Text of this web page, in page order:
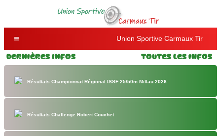
Union Sportive Carmaux Tir
Dernières Infos Toutes les Infos
Résultats Championnat Régional ISSF 25/50m Millau 2026
Résultats Challenge Robert Couchet